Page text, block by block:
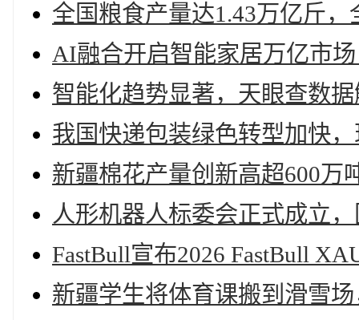
全国粮食产量达1.43万亿斤
AI融合开启智能家居万亿市
智能化趋势显著，天眼查数
我国快递包装绿色转型加快
新疆棉花产量创新高超600万
人形机器人标委会正式成立
FastBull宣布2026 FastBull
新疆学生将体育课搬到滑雪